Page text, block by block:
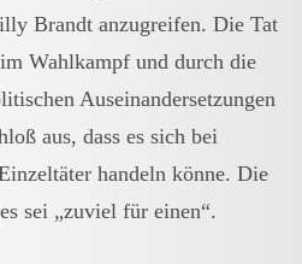
Brandt anzugreifen. Die Tat
Wahlkampf und durch die
Auseinandersetzungen
aus, dass es sich bei
handeln könne. Die
sei „zuviel für einen“.